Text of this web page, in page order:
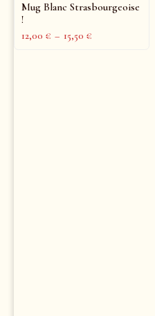
Mug Blanc Strasbourgeoise
!
12,00 € – 15,50 €